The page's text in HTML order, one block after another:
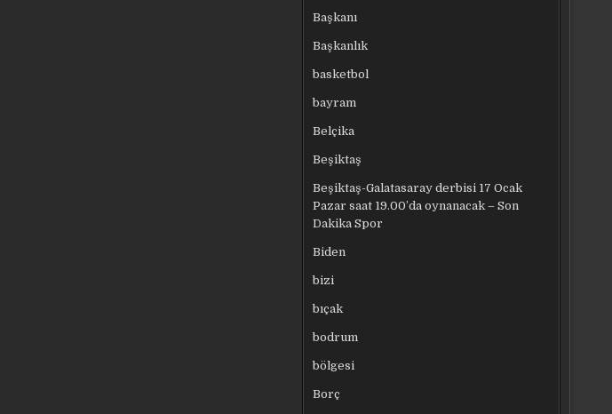
Başkanı
Başkanlık
basketbol
bayram
Belçika
Beşiktaş
Beşiktaş-Galatasaray derbisi 17 Ocak
Pazar saat 19.00’da oynanacak – Son
Dakika Spor
Biden
bizi
bıçak
bodrum
bölgesi
Borç